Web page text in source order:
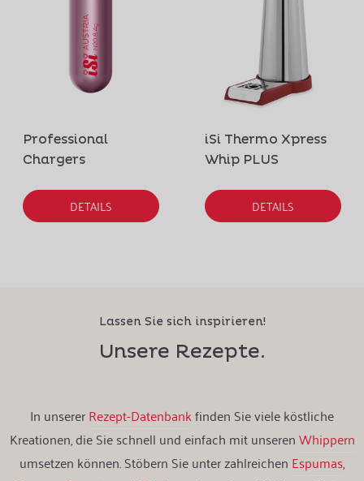
Professional
Chargers
DETAILS
iSi Thermo Xpress
Whip PLUS
DETAILS
Lassen Sie sich inspirieren!
Unsere Rezepte.
In unsererRezept-Datenbankfinden Sie viele köstliche
Kreationen, die Sie schnell und einfach mit unserenWhippern
umsetzen können. Stöbern Sie unter zahlreichen Espumas,